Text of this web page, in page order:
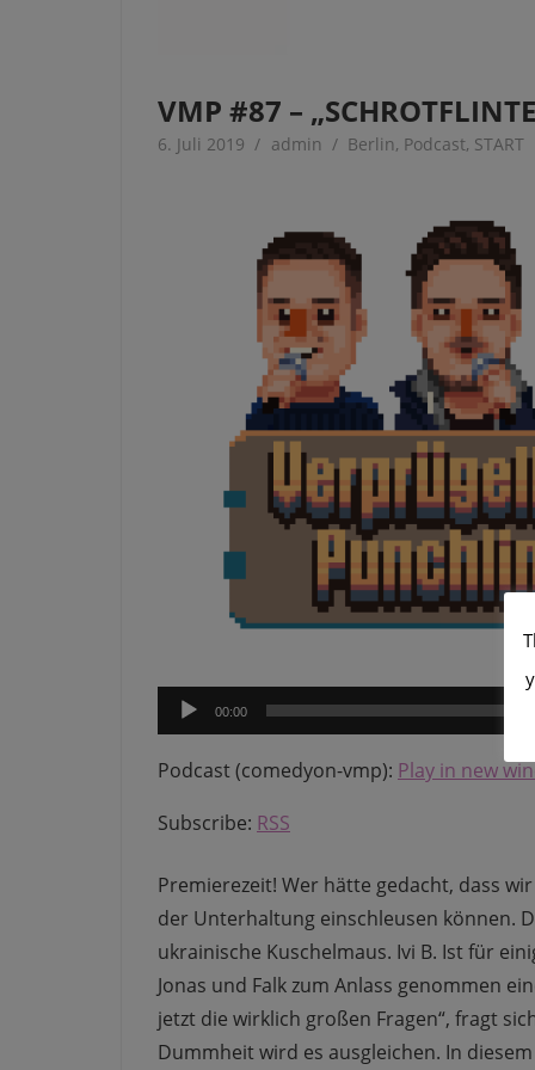
VMP #87 –
6. Juli 2019 admin Berlin, Podcast, START
Audio-
Player
00:00
Podcast (comedyon-vmp): Play in new
Subscribe: RSS
Premierezeit! Wer hätte gedacht, dass
der Unterhaltung einschleusen können.
ukrainische Kuschelmaus. Ivi B. Ist für
Jonas und Falk zum Anlass genommen
jetzt die wirklich großen Fragen“, fragt
Dummheit wird es ausgleichen. In